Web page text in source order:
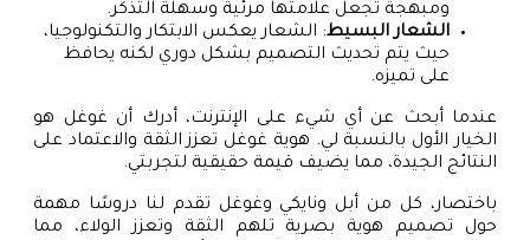
ومبهجة تجعل علامتها مرئية وسهلة التذكر.
الشعار البسيط: الشعار يعكس الابتكار والتكنولوجيا،
حيث يتم تحديث التصميم بشكل دوري لكنه يحافظ
على تميزه.
عندما أبحث عن أي شيء على الإنترنت، أدرك أن غوغل هو
الخيار الأول بالنسبة لي. هوية غوغل تعزز الثقة والاعتماد على
النتائج الجيدة، مما يضيف قيمة حقيقية لتجربتي.
باختصار، كل من أبل ونايكي وغوغل تقدم لنا دروسًا مهمة
حول تصميم هوية بصرية تلهم الثقة وتعزز الولاء، مما